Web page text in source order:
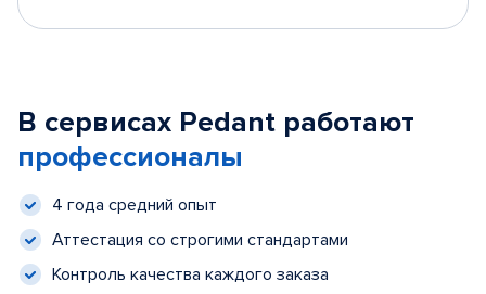
В сервисах Pedant работают
профессионалы
4 года средний опыт
Аттестация со строгими стандартами
Контроль качества каждого заказа